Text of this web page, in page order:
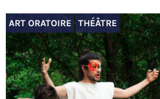
ART ORATOIRE THÉÂTRE